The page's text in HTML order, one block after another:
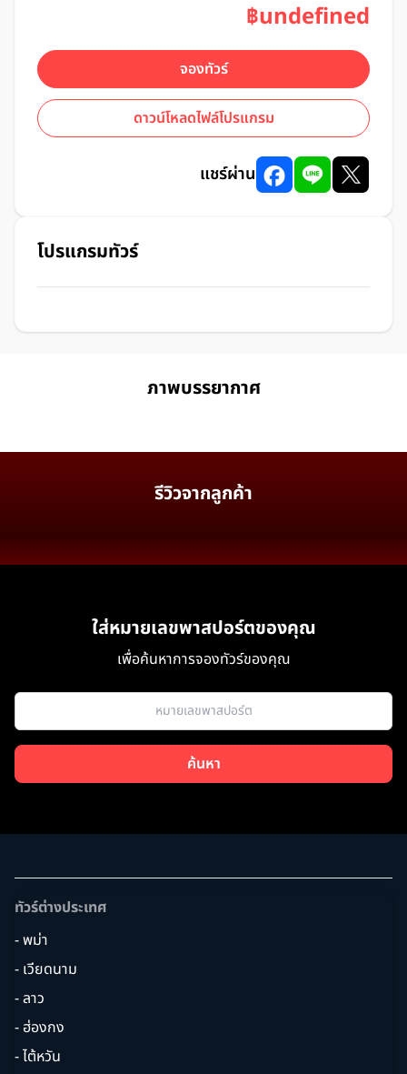
฿undefined
จองทัวร์
ดาวน์โหลดไฟล์โปรแกรม
แชร์ผ่าน
โปรแกรมทัวร์
ภาพบรรยากาศ
รีวิวจากลูกค้า
ใส่หมายเลขพาสปอร์ตของคุณ
เพื่อค้นหาการจองทัวร์ของคุณ
ค้นหา
ทัวร์ต่างประเทศ
- พม่า
- เวียดนาม
- ลาว
- ฮ่องกง
- ไต้หวัน